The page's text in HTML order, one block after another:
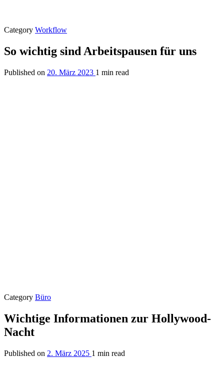
Category Workflow
So wichtig sind Arbeitspausen für uns
Published on 20. März 2023 1 min read
Category Büro
Wichtige Informationen zur Hollywood-
Nacht
Published on 2. März 2025 1 min read